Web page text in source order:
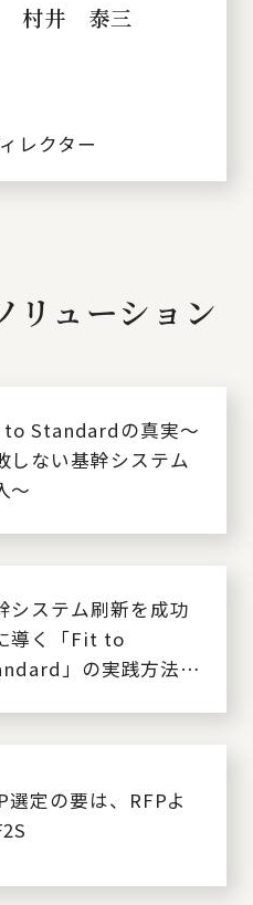
村井 泰三
レクター
リューション
Standardの真実～
しない基幹システム
～
システム刷新を成功
導く「Fit to
」の実践方法と
選定の要は、RFPよ